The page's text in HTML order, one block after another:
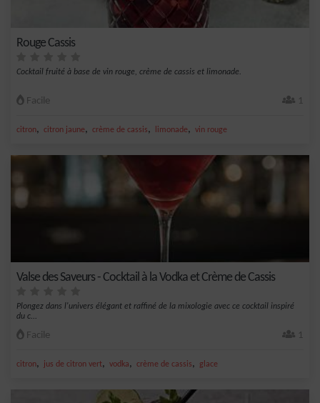
Rouge Cassis
Cocktail fruité à base de vin rouge, crème de cassis et limonade.
Facile 1
citron, citron jaune, crème de cassis, limonade, vin rouge
Valse des Saveurs - Cocktail à la Vodka et Crème de Cassis
Plongez dans l'univers élégant et raffiné de la mixologie avec ce cocktail inspiré
du c...
Facile 1
citron, jus de citron vert, vodka, crème de cassis, glace